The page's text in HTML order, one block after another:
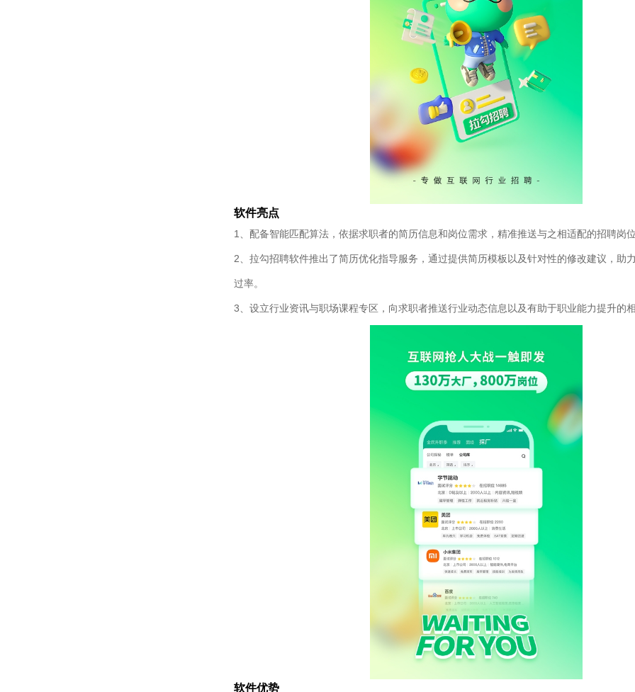
软件亮点
1、配备智能匹配算法，依据求职者的简历信息和岗位需求，精准推送与之相适配的招聘岗位
2、拉勾招聘软件推出了简历优化指导服务，通过提供简历模板以及针对性的修改建议，助
过率。
3、设立行业资讯与职场课程专区，向求职者推送行业动态信息以及有助于职业能力提升的相
软件优势